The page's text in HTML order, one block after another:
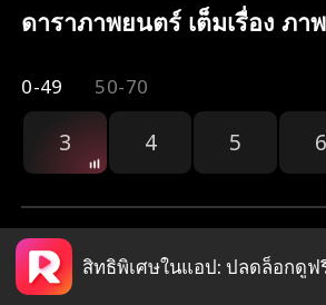
ดาราภาพยนตร์ เต็มเรื่อง ภา
0-49 50-70
3 4 5 6
2.3k
สิทธิพิเศษในแอป: ปลดล็อกดูฟ